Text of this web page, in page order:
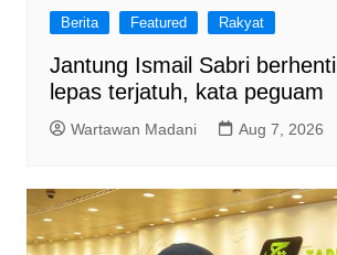
Berita Featured Rakyat
Jantung Ismail Sabri
lepas terjatuh, kata peguam
Wartawan Madani Aug 7, 2026